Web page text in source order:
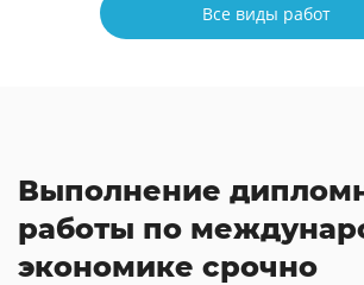
Все виды работ
Выполнение
работы по
экономике срочно